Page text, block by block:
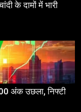
के दामों में भारी
अंक उछला, निफ्टी